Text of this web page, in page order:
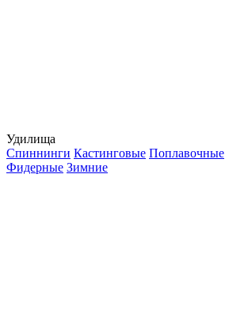
Удилища
Спиннинги Кастинговые Поплавочные
Фидерные Зимние